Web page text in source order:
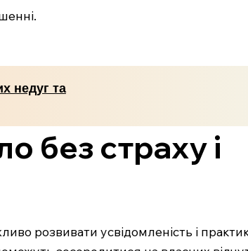
недуг та
без страху і
розвивати усвідомленість і